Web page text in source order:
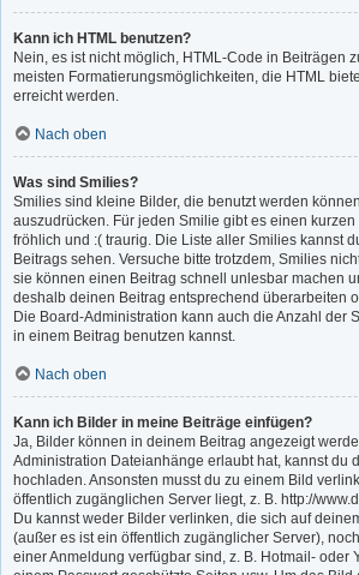
Kann ich HTML benutzen?
Nein, es ist nicht möglich, HTML-Code in Beiträgen
meisten Formatierungsmöglichkeiten, die HTML
erreicht werden.
Nach oben
Was sind Smilies?
Smilies sind kleine Bilder, die benutzt werden
auszudrücken. Für jeden Smilie gibt es einen kurzen
fröhlich und :( traurig. Die Liste aller Smilies kannst
Beitrags sehen. Versuche bitte trotzdem, Smilies
sie können einen Beitrag schnell unlesbar machen
deshalb deinen Beitrag entsprechend überarbeiten
Die Board-Administration kann auch die Anzahl der
in einem Beitrag benutzen kannst.
Nach oben
Kann ich Bilder in meine Beiträge einfügen?
Ja, Bilder können in deinem Beitrag angezeigt
Administration Dateianhänge erlaubt hat, kannst du
hochladen. Ansonsten musst du zu einem Bild
öffentlich zugänglichen Server liegt, z. B. http://
Du kannst weder Bilder verlinken, die sich auf
(außer es ist ein öffentlich zugänglicher Server),
einer Anmeldung verfügbar sind, z. B. Hotmail- oder